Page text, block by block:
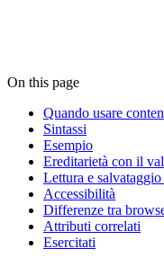
On this page
Quando usare
Sintassi
Esempio
Ereditarietà con il
Lettura e
Accessibilità
Differenze tra
Attributi correlati
Esercitati